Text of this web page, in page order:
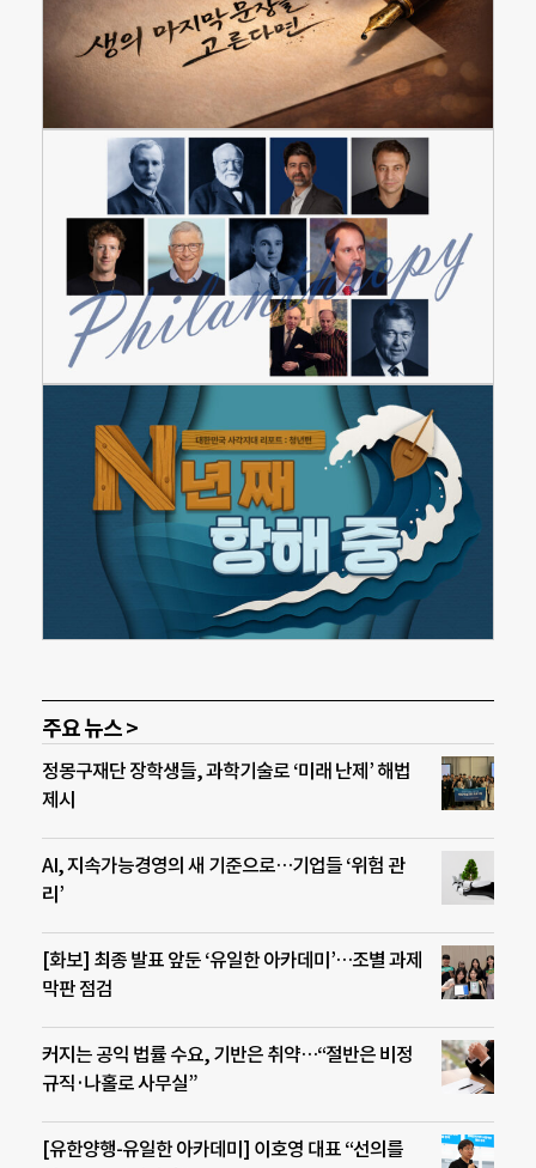
주요 뉴스 >
정몽구재단 장학생들, 과학기술로 ‘미래 난제’ 해법
제시
AI, 지속가능경영의 새 기준으로…기업들 ‘위험 관
리’
[화보] 최종 발표 앞둔 ‘유일한 아카데미’…조별 과제
막판 점검
커지는 공익 법률 수요, 기반은 취약…“절반은 비정
규직·나홀로 사무실”
[유한양행-유일한 아카데미] 이호영 대표 “선의를